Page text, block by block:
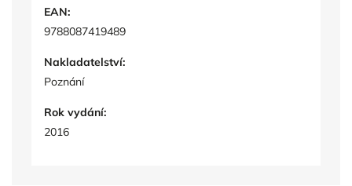
EAN:
9788087419489
Nakladatelství:
Poznání
Rok vydání:
2016